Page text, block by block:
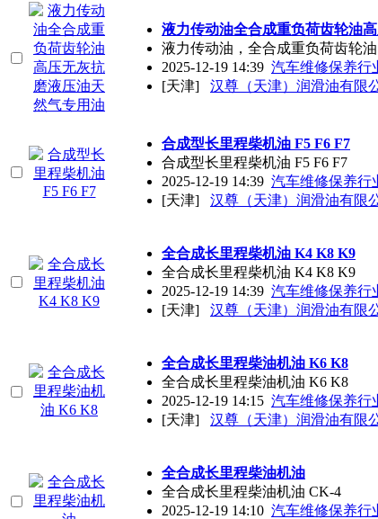
液力传动油全合成重负荷齿轮油
液力传动油，全合成重负荷齿轮
2025-12-19 14:39 汽车维修保养行
[天津]
汉尊（天津）润滑油有限
合成型长里程柴机油 F5 F6 F7
合成型长里程柴机油 F5 F6 F7
2025-12-19 14:39 汽车维修保养行
[天津]
汉尊（天津）润滑油有限
全合成长里程柴机油 K4 K8 K9
全合成长里程柴机油 K4 K8 K9
2025-12-19 14:39 汽车维修保养行
[天津]
汉尊（天津）润滑油有限
全合成长里程柴油机油 K6 K8
全合成长里程柴油机油 K6 K8
2025-12-19 14:15 汽车维修保养行
[天津]
汉尊（天津）润滑油有限
全合成长里程柴油机油
全合成长里程柴油机油 CK-4
2025-12-19 14:10 汽车维修保养行